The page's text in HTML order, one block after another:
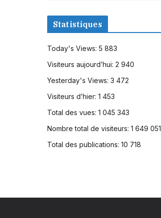
Statistiques
Today's Views: 5 883
Visiteurs aujourd’hui: 2 940
Yesterday's Views: 3 472
Visiteurs d’hier: 1 453
Total des vues: 1 045 343
Nombre total de visiteurs: 1 649 051
Total des publications: 10 718